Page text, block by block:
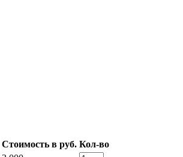
Стоимость в руб. Кол-во